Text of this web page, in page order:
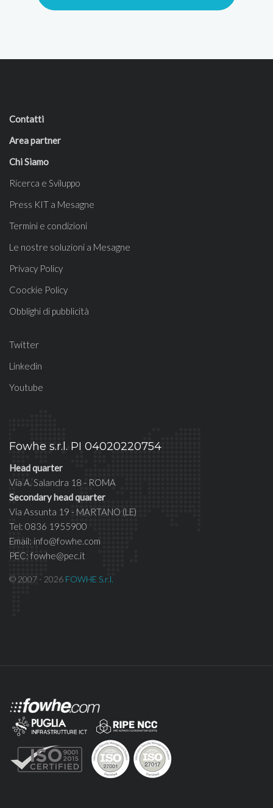
Contatti
Area partner
Chi Siamo
Ricerca e Sviluppo
Press KIT a Mesagne
Termini e condizioni
Le nostre soluzioni a Mesagne
Privacy Policy
Coockie Policy
Obblighi di pubblicità
Twitter
Linkedin
Youtube
Fowhe s.r.l. PI 04020220754
Head quarter
Via A. Salandra 18 - ROMA
Secondary head quarter
Via Assunta 19 - MARTANO (LE)
Tel: 0836 1955900
Email: info@fowhe.com
PEC: fowhe@pec.it
© 2007 - 2026 FOWHE S.r.l.